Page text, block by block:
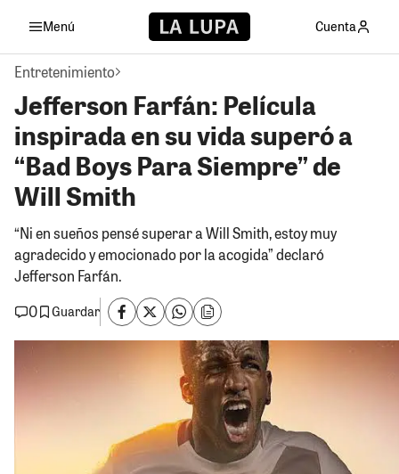
Menú Cuenta
Entretenimiento
Jefferson Farfán: Película
inspirada en su vida superó a
“Bad Boys Para Siempre” de
Will Smith
“Ni en sueños pensé superar a Will Smith, estoy muy
agradecido y emocionado por la acogida” declaró
Jefferson Farfán.
0
Guardar